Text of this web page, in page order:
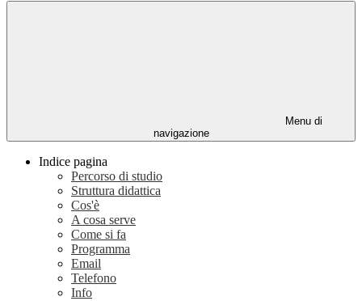
Menu di
navigazione
Indice pagina
Percorso di studio
Struttura didattica
Cos'è
A cosa serve
Come si fa
Programma
Email
Telefono
Info